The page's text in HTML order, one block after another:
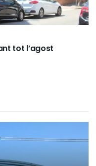
tot l’agost